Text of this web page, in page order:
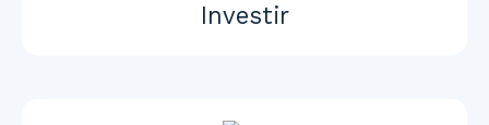
Investir